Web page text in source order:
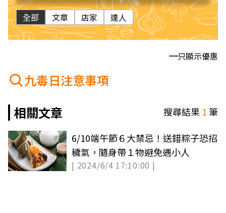
全部 文章 店家 達人
只顯示優惠
九毒日注意事項
相關文章
搜尋結果 1筆
6/10端午節６大禁忌！送錯粽子恐招
穢氣，隨身帶１物避免遇小人
| 2024/6/4 17:10:00 |